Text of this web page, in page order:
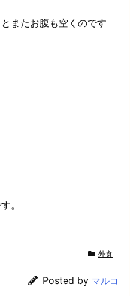
またお腹も空くのです
。
外食
Posted by マルコ